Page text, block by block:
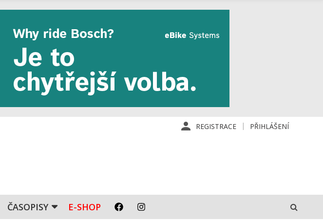
REGISTRACE PŘIHLÁŠENÍ
ČASOPISY E-SHOP